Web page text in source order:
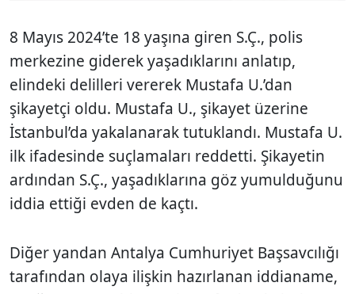
8 Mayıs 2024’te 18 yaşına giren S.Ç., polis
merkezine giderek yaşadıklarını anlatıp,
elindeki delilleri vererek Mustafa U.’dan
şikayetçi oldu. Mustafa U., şikayet üzerine
İstanbul’da yakalanarak tutuklandı. Mustafa U.
ilk ifadesinde suçlamaları reddetti. Şikayetin
ardından S.Ç., yaşadıklarına göz yumulduğunu
iddia ettiği evden de kaçtı.
Diğer yandan Antalya Cumhuriyet Başsavcılığı
tarafından olaya ilişkin hazırlanan iddianame,